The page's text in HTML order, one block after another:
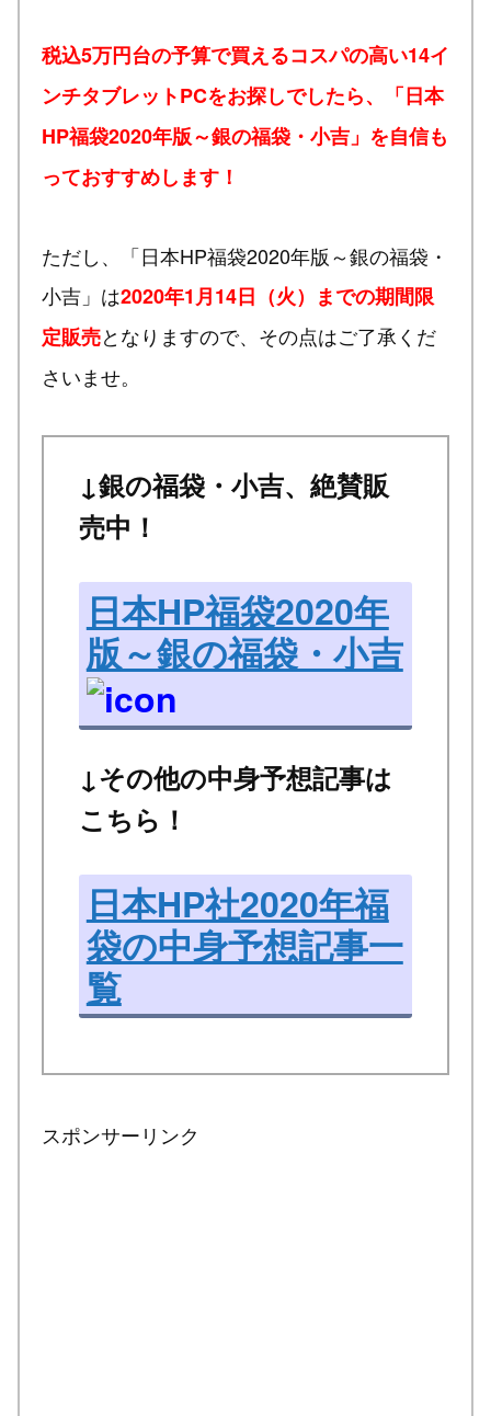
税込5万円台の予算で買えるコスパの高い14イ
ンチタブレットPCをお探しでしたら、「日本
HP福袋2020年版～銀の福袋・小吉」を自信も
っておすすめします！
ただし、「日本HP福袋2020年版～銀の福袋・
小吉」は2020年1月14日（火）までの期間限
定販売となりますので、その点はご了承くだ
さいませ。
↓銀の福袋・小吉、絶賛販
売中！
日本HP福袋2020年
版～銀の福袋・小吉
↓その他の中身予想記事は
こちら！
日本HP社2020年福
袋の中身予想記事一
覧
スポンサーリンク